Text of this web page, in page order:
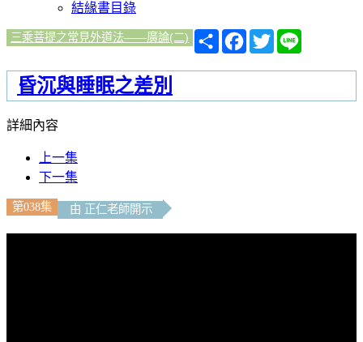
結緣書目錄
三乘菩提之常見外道法——廣論(二)
分
享
Facebook
Twitter
昏沉與睡眠之差別
詳細內容
上一集
下一集
第038集 由 正仁老師開示